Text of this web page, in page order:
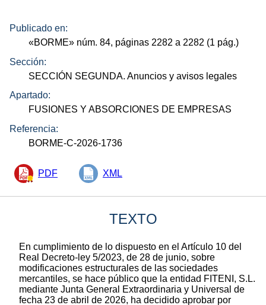
Publicado en:
«BORME» núm. 84, páginas 2282 a 2282 (1 pág.)
Sección:
SECCIÓN SEGUNDA. Anuncios y avisos legales
Apartado:
FUSIONES Y ABSORCIONES DE EMPRESAS
Referencia:
BORME-C-2026-1736
PDF XML
TEXTO
En cumplimiento de lo dispuesto en el Artículo 10 del
Real Decreto-ley 5/2023, de 28 de junio, sobre
modificaciones estructurales de las sociedades
mercantiles, se hace público que la entidad FITENI, S.L.
mediante Junta General Extraordinaria y Universal de
fecha 23 de abril de 2026, ha decidido aprobar por